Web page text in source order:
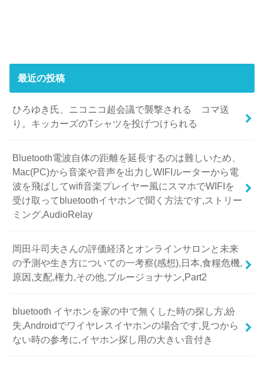
最近の投稿
ひろゆき氏、ニコニコ超会議で襲撃される コマ送
り。キッカーズのTシャツを投げつけられる
Bluetooth電波自体の距離を延長するのは難しいため、
Mac(PC)から音楽や音声を出力しWIFIルーターから電
波を飛ばしてwifi音楽プレイヤー風にスマホでWIFIを
受け取ってbluetoothイヤホンで聞く方法です,ストリー
ミング,AudioRelay
岡田斗司夫さんの評価経済とオンラインサロンと未来
の予測や生き方についての一考察(感想),日本,食糧危機,
原因,支配,権力,その他,ブルージョナサン,Part2
bluetooth イヤホンを家の中で無くした時の探し方,紛
失,Androidでワイヤレスイヤホンの場合です,見つから
ない時の参考に,イヤホン探し用の大きい音付き